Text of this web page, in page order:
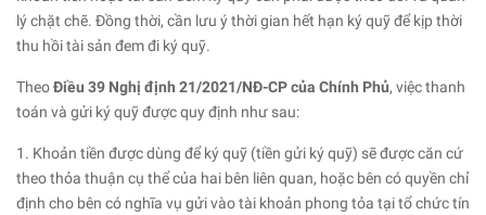
lý chặt chẽ. Đồng thời, cần lưu ý thời gian hết hạn ký quỹ để kịp thời
thu hồi tài sản đem đi ký quỹ.
TheoĐiều 39 Nghị định 21/2021/NĐ-CP của Chính Phủ, việc thanh
toán và gửi ký quỹ được quy định như sau:
1. Khoản tiền được dùng để ký quỹ (tiền gửi ký quỹ) sẽ được căn cứ
theo thỏa thuận cụ thể của hai bên liên quan, hoặc bên có quyền chỉ
định cho bên có nghĩa vụ gửi vào tài khoản phong tỏa tại tổ chức tín